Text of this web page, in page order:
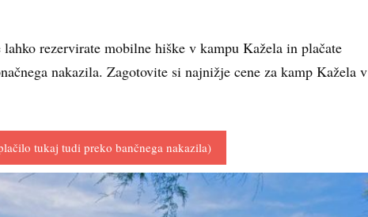
lahko rezervirate mobilne hiške v kampu Kažela in plačate
nakazila. Zagotovite si najnižje cene za kamp Kažela v
tukaj tudi preko bančnega nakazila)